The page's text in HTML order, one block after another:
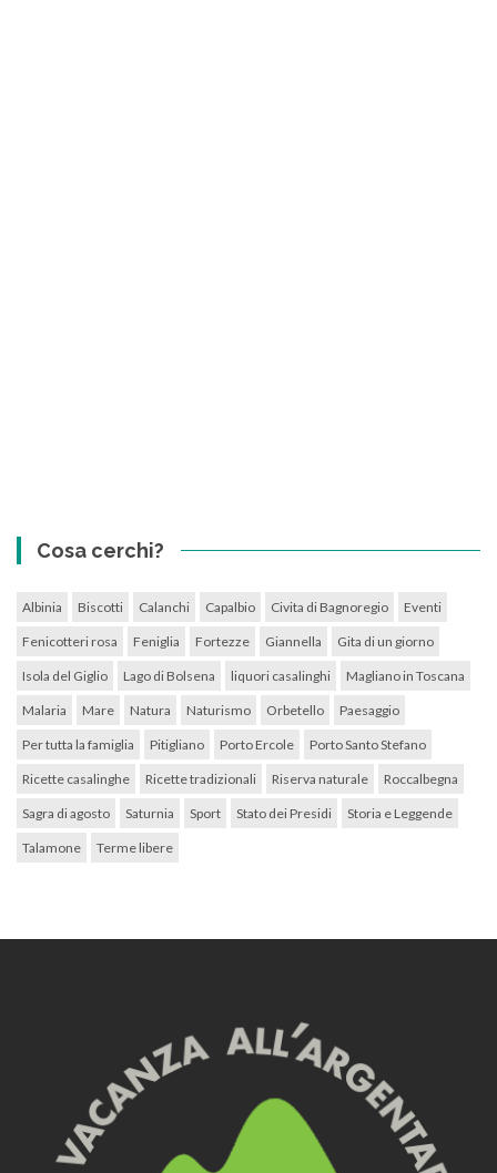
Cosa cerchi?
Albinia Biscotti Calanchi Capalbio Civita di Bagnoregio Eventi
Fenicotteri rosa Feniglia Fortezze Giannella Gita di un giorno
Isola del Giglio Lago di Bolsena liquori casalinghi Magliano in Toscana
Malaria Mare Natura Naturismo Orbetello Paesaggio
Per tutta la famiglia Pitigliano Porto Ercole Porto Santo Stefano
Ricette casalinghe Ricette tradizionali Riserva naturale Roccalbegna
Sagra di agosto Saturnia Sport Stato dei Presidi Storia e Leggende
Talamone Terme libere